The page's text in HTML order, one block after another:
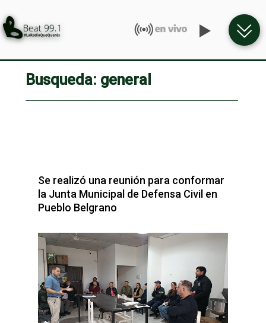
Busqueda: general
Se realizó una reunión para conformar
la Junta Municipal de Defensa Civil en
Pueblo Belgrano